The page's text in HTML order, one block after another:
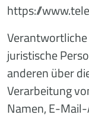
https://
juristische
anderen über
Verarbeitung
Namen, E-